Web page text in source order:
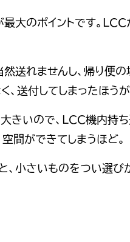
大のポイントです。
送れませんし、帰り便
送付してしまったほう
きいので、LCC機内持
間ができてしまうほど。
、小さいものをつい選び